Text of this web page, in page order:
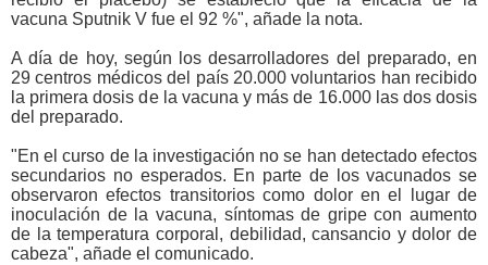
vacuna Sputnik V fue el 92 %", añade la nota.
A día de hoy, según los desarrolladores del preparado, en
29 centros médicos del país 20.000 voluntarios han recibido
la primera dosis de la vacuna y más de 16.000 las dos dosis
del preparado.
"En el curso de la investigación no se han detectado efectos
secundarios no esperados. En parte de los vacunados se
observaron efectos transitorios como dolor en el lugar de
inoculación de la vacuna, síntomas de gripe con aumento
de la temperatura corporal, debilidad, cansancio y dolor de
cabeza", añade el comunicado.